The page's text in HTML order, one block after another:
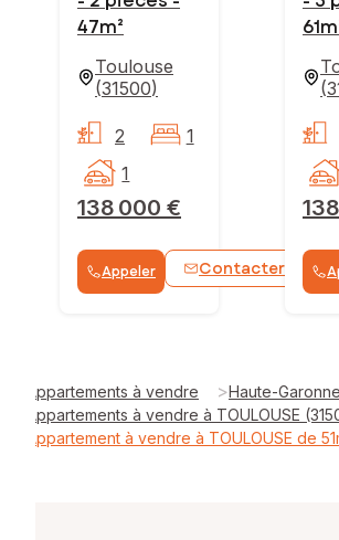
47m²
Toulouse
(31500)
138 000 €
2
1
1
Appeler Contacter
(
Appartements à vendre >Haute-
Appartements à vendre à TOULOUSE
Appartement à vendre à TOULOUSE de